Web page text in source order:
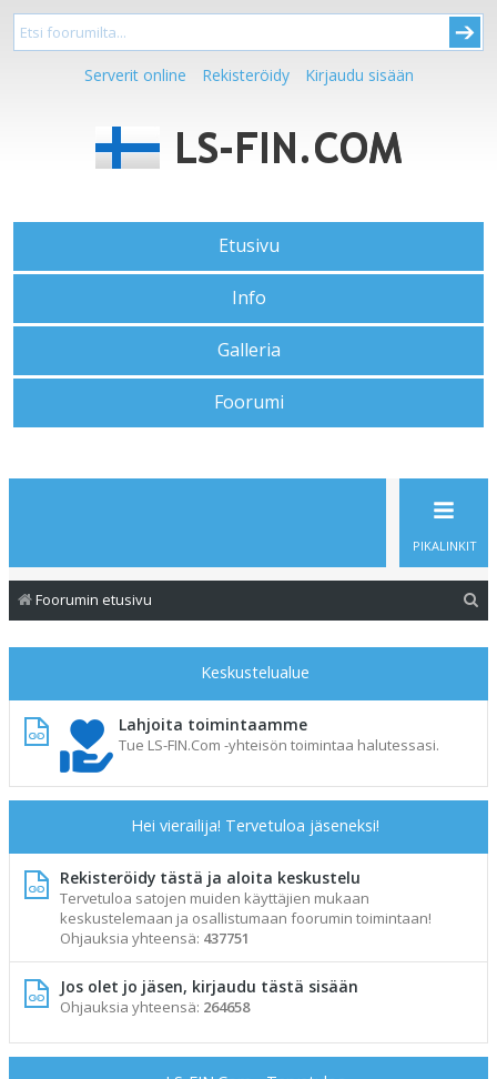
Serverit online Rekisteröidy Kirjaudu sisään
Etusivu
Info
Galleria
Foorumi
PIKALINKIT
Foorumin etusivu
Keskustelualue
Lahjoita toimintaamme
Tue LS-FIN.Com -yhteisön toimintaa halutessasi.
Hei vierailija! Tervetuloa jäseneksi!
Rekisteröidy tästä ja aloita keskustelu
Tervetuloa satojen muiden käyttäjien mukaan
keskustelemaan ja osallistumaan foorumin toimintaan!
Ohjauksia yhteensä: 437751
Jos olet jo jäsen, kirjaudu tästä sisään
Ohjauksia yhteensä: 264658